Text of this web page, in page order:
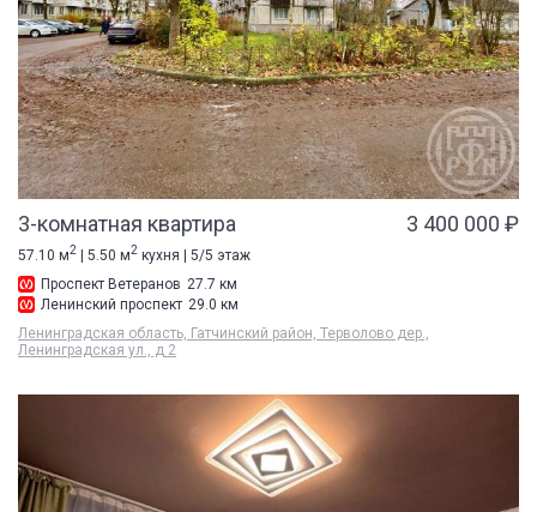
3-комнатная квартира 3 400 000 ₽
57.10 м2 | 5.50 м2 кухня | 5/5 этаж
Проспект Ветеранов 27.7 км
Ленинский проспект 29.0 км
Ленинградская область, Гатчинский район, Терволово дер.,
Ленинградская ул., д 2